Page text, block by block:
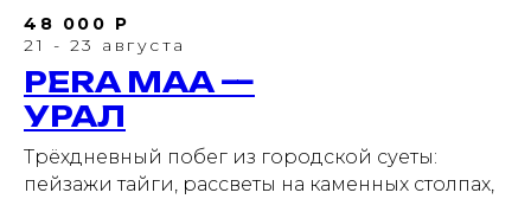
48 000 Р
21 - 23 августа
PERA MAA —
УРАЛ
Трёхдневный побег из городской суеты:
пейзажи тайги, рассветы на каменных столпах,